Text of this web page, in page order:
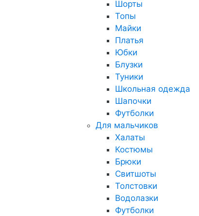
Шорты
Топы
Майки
Платья
Юбки
Блузки
Туники
Школьная одежда
Шапочки
Футболки
Для мальчиков
Халаты
Костюмы
Брюки
Свитшоты
Толстовки
Водолазки
Футболки